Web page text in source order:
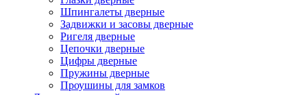
Шпингалеты дверные
Задвижки и засовы дверные
Ригеля дверные
Цепочки дверные
Цифры дверные
Пружины дверные
Проушины для замков